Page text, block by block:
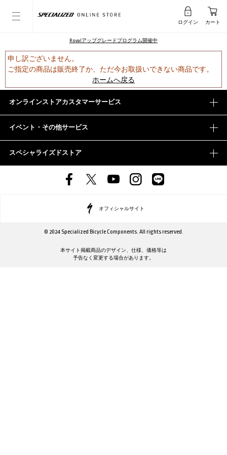
ログイン カート
Rovalアップグレードプログラム開催中
申し訳ございません。
ご指定の商品は販売終了か、ただ今お取扱いできない商品です。
ホームへ戻る
オンラインストアカスタマーサービス
イベント・その他サービス
スペシャライズドストア
オフィシャルサイト
© 2024 Specialized Bicycle Components. All rights reserved.
本サイト掲載商品のデザイン、仕様、価格等は
予告なく変更する場合があります。